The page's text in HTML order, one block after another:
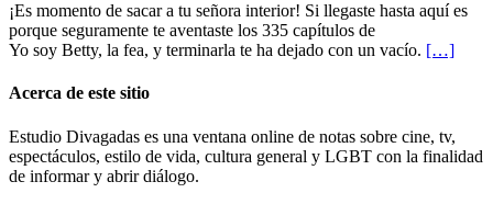
¡Es momento de sacar a tu señora interior! Si llegaste hasta aquí es
porque seguramente te aventaste los 335 capítulos de
Yo soy Betty, la fea, y terminarla te ha dejado con un vacío. […]
Acerca de este sitio
Estudio Divagadas es una ventana online de notas sobre cine, tv,
espectáculos, estilo de vida, cultura general y LGBT con la finalidad
de informar y abrir diálogo.